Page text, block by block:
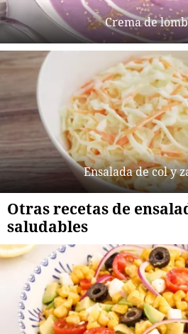
Crema de
Ensalada de col y
Otras recetas de
saludables